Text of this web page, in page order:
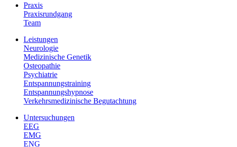
Praxis
Praxisrundgang
Team
Leistungen
Neurologie
Medizinische Genetik
Osteopathie
Psychiatrie
Entspannungstraining
Entspannungshypnose
Verkehrsmedizinische Begutachtung
Untersuchungen
EEG
EMG
ENG